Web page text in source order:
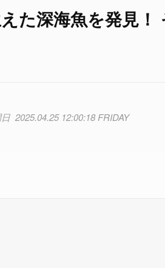
た深海魚を発見！
2025.04.25 12:00:18 FRIDAY